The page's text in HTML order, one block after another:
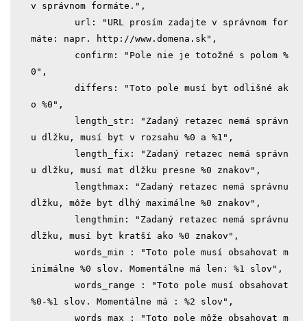
v správnom formáte.",
máte: napr. http://www.domena.sk",
0",
o %0",
u dlžku, musí byt v rozsahu %0 a %1",
u dlžku, musí mat dlžku presne %0 znakov",
dlžku, môže byt dlhý maximálne %0 znakov",
dlžku, musí byt kratší ako %0 znakov",
inimálne %0 slov. Momentálne má len: %1 slov",
%0-%1 slov. Momentálne má : %2 slov",